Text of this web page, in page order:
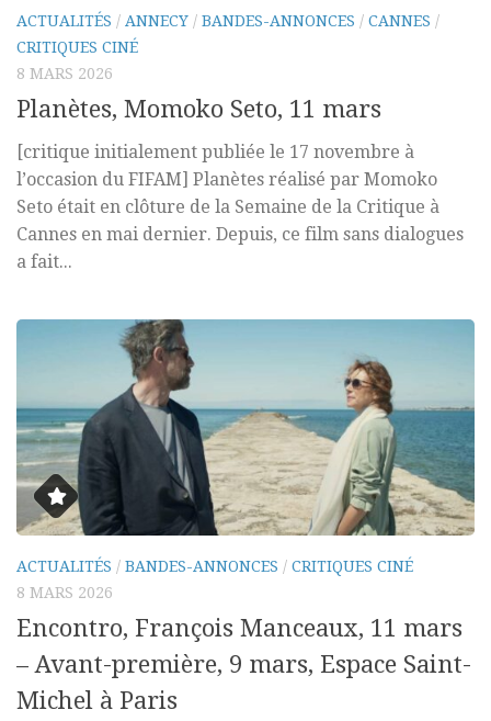
ACTUALITÉS / ANNECY / BANDES-ANNONCES / CANNES /
CRITIQUES CINÉ
8 MARS 2026
Planètes, Momoko Seto, 11 mars
[critique initialement publiée le 17 novembre à
l’occasion du FIFAM] Planètes réalisé par Momoko
Seto était en clôture de la Semaine de la Critique à
Cannes en mai dernier. Depuis, ce film sans dialogues
a fait...
ACTUALITÉS / BANDES-ANNONCES / CRITIQUES CINÉ
8 MARS 2026
Encontro, François Manceaux, 11 mars
– Avant-première, 9 mars, Espace Saint-
Michel à Paris